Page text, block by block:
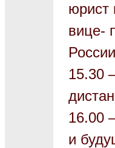
юрист
вице-
15.30
16.00
и